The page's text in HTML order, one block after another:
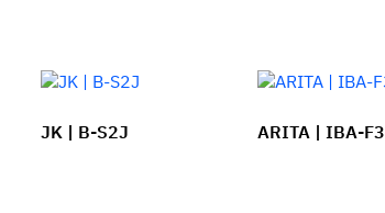
JK | B-S2J
ARITA | IBA-F3